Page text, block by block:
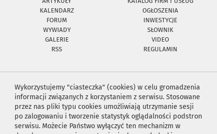
KALENDARZ
OGŁOSZENIA
FORUM
INWESTYCJE
WYWIADY
SŁOWNIK
GALERIE
VIDEO
RSS
REGULAMIN
Wykorzystujemy "ciasteczka" (cookies) w celu gromadzenia
informacji związanych z korzystaniem z serwisu. Stosowane
przez nas pliki typu cookies umożliwiają utrzymanie sesji
po zalogowaniu i tworzenie statystyk oglądalności podstron
serwisu. Możecie Państwo wyłączyć ten mechanizm w